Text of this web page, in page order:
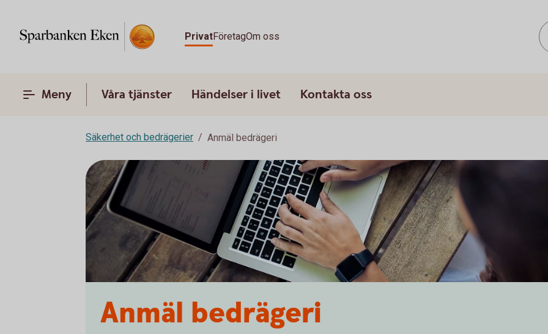
PrivatFöretagOm oss
Meny Våra tjänster Händelser i livet Kontakta oss
Säkerhet och bedrägerier Anmäl bedrägeri
Anmäl bedrägeri